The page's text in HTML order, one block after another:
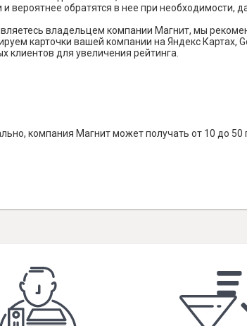
и вероятнее обратятся в нее при необходимости,
владельцем компании Магнит, мы
карточки вашей компании на Яндекс
клиентов для увеличения рейтинга.
компания Магнит может получать от 10 до